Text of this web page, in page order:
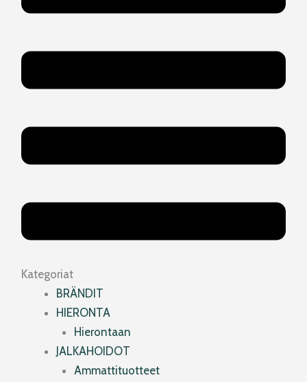
Kategoriat
BRÄNDIT
HIERONTA
Hierontaan
JALKAHOIDOT
Ammattituotteet